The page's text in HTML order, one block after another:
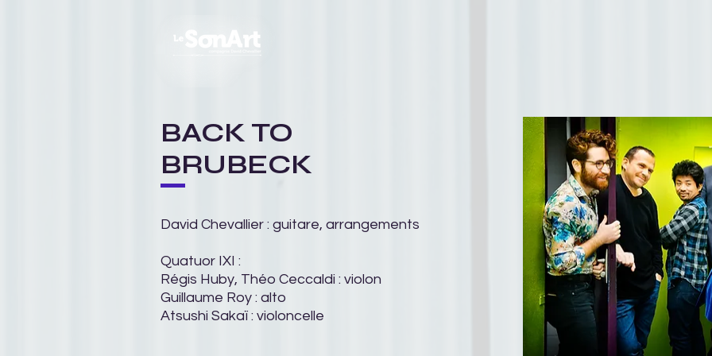
BACK TO
BRUBECK
David Chevallier : guitare, arrangements
Quatuor IXI :
Régis Huby, Théo Ceccaldi : violon
Guillaume Roy : alto
Atsushi Sakaï : violoncelle